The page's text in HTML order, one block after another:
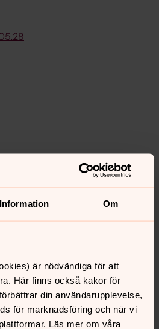
Information Om
är nödvändiga för att
Här finns också kakor för
din användarupplevelse,
för marknadsföring och när vi
Läs mer om våra